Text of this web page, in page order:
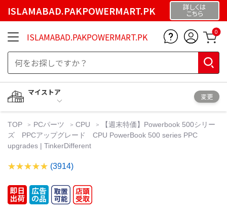
ISLAMABAD.PAKPOWERMART.PK 詳しくは
こちら
ISLAMABAD.PAKPOWERMART.PK 0
マイストア
変更
TOP PCパーツ CPU
【週末特価】Powerbook 500シリー
ズ PPCアップグレード CPU PowerBook 500 series PPC
upgrades | TinkerDifferent
(3914)